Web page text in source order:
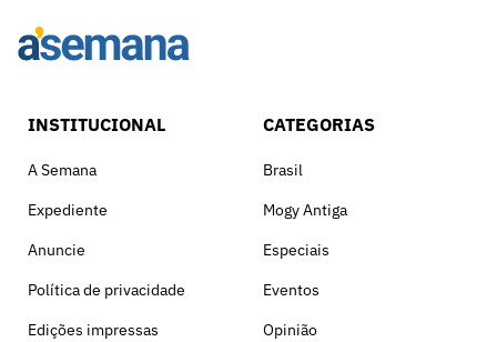
INSTITUCIONAL
A Semana
Expediente
Anuncie
Política de privacidade
Edições impressas
CATEGORIAS
Brasil
Mogy Antiga
Especiais
Eventos
Opinião